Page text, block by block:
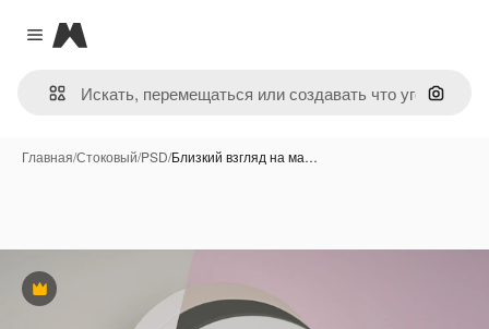
Close menu
Magnific
Поиск
Главная/Стоковый/PSD/Близкий взгляд на ма…
Премиум